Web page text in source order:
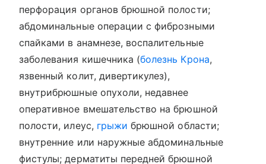
перфорация органов брюшной полости;
абдоминальные операции с фиброзными
спайками в анамнезе, воспалительные
заболевания кишечника (болезнь Крона,
язвенный колит, дивертикулез),
внутрибрюшные опухоли, недавнее
оперативное вмешательство на брюшной
полости, илеус, грыжи брюшной области;
внутренние или наружные абдоминальные
фистулы; дерматиты передней брюшной